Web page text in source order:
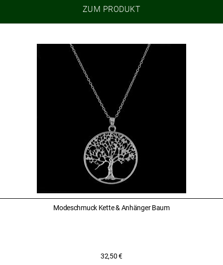
ZUM PRODUKT
Modeschmuck Kette & Anhänger Baum
32,50€